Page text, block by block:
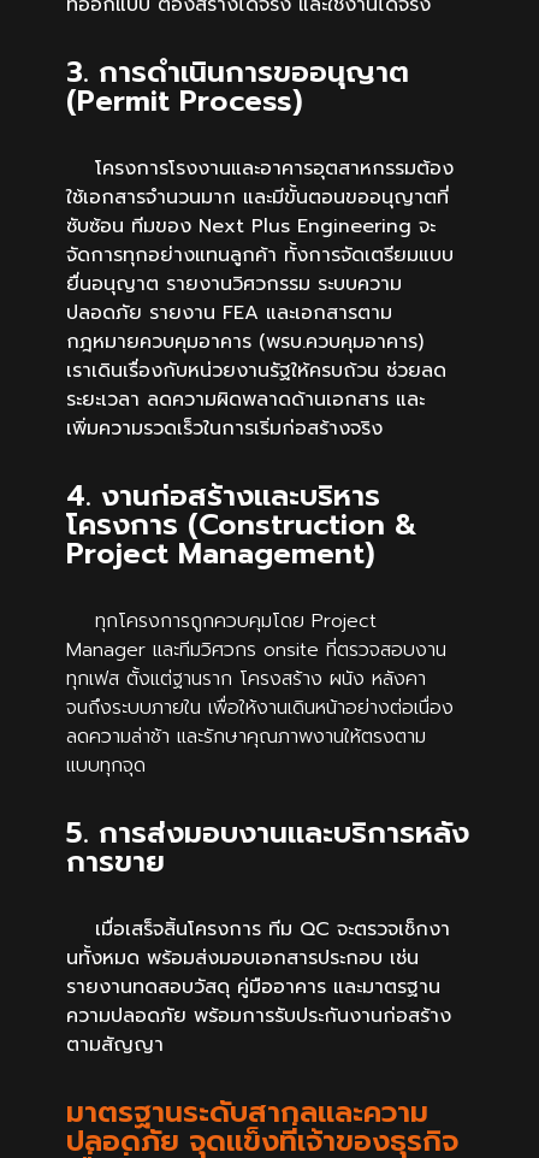
3. การดำเนินการขออนุญาต
(Permit Process)
โครงการโรงงานและอาคารอุตสาหกรรมต้อง
ใช้เอกสารจำนวนมาก และมีขั้นตอนขออนุญาตที่
ซับซ้อน ทีมของ Next Plus Engineering จะ
จัดการทุกอย่างแทนลูกค้า ทั้งการจัดเตรียมแบบ
ยื่นอนุญาต รายงานวิศวกรรม ระบบความ
ปลอดภัย รายงาน FEA และเอกสารตาม
กฎหมายควบคุมอาคาร (พรบ.ควบคุมอาคาร)
เราเดินเรื่องกับหน่วยงานรัฐให้ครบถ้วน ช่วยลด
ระยะเวลา ลดความผิดพลาดด้านเอกสาร และ
เพิ่มความรวดเร็วในการเริ่มก่อสร้างจริง
4. งานก่อสร้างและบริหาร
โครงการ (Construction &
Project Management)
ทุกโครงการถูกควบคุมโดย Project
Manager และทีมวิศวกร onsite ที่ตรวจสอบงาน
ทุกเฟส ตั้งแต่ฐานราก โครงสร้าง ผนัง หลังคา
จนถึงระบบภายใน เพื่อให้งานเดินหน้าอย่างต่อเนื่อง
ลดความล่าช้า และรักษาคุณภาพงานให้ตรงตาม
แบบทุกจุด
5. การส่งมอบงานและบริการหลัง
การขาย
เมื่อเสร็จสิ้นโครงการ ทีม QC จะตรวจเช็กงา
นทั้งหมด พร้อมส่งมอบเอกสารประกอบ เช่น
รายงานทดสอบวัสดุ คู่มืออาคาร และมาตรฐาน
ความปลอดภัย พร้อมการรับประกันงานก่อสร้าง
ตามสัญญา
มาตรฐานระดับสากลและความ
ปลอดภัย จุดแข็งที่เจ้าของธุรกิจ